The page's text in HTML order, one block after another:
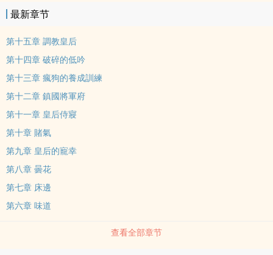
壓、生理壓迫與極致的心理博弈。他們在床笫間互相撕咬、折磨與試
忠誠的唯一方式。
最新章节
第十五章 調教皇后
第十四章 破碎的低吟
第十三章 瘋狗的養成訓練
第十二章 鎮國將軍府
第十一章 皇后侍寢
第十章 賭氣
第九章 皇后的寵幸
第八章 曇花
第七章 床邊
第六章 味道
查看全部章节